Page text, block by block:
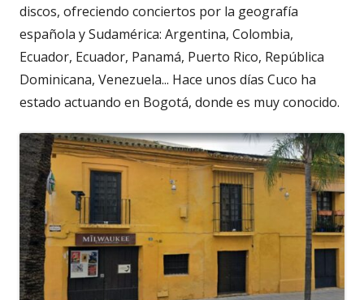
discos, ofreciendo conciertos por la geografía
española y Sudamérica: Argentina, Colombia,
Ecuador, Ecuador, Panamá, Puerto Rico, República
Dominicana, Venezuela... Hace unos días Cuco ha
estado actuando en Bogotá, donde es muy conocido.